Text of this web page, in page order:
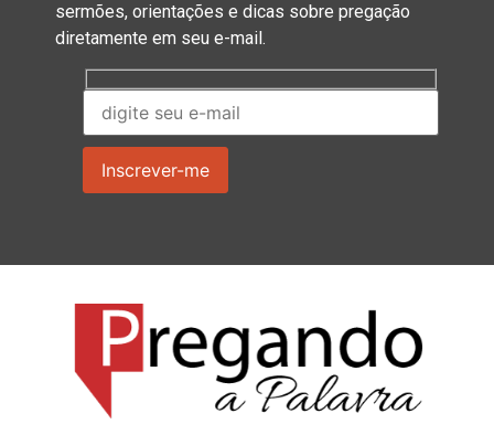
sermões, orientações e dicas sobre pregação
diretamente em seu e-mail.